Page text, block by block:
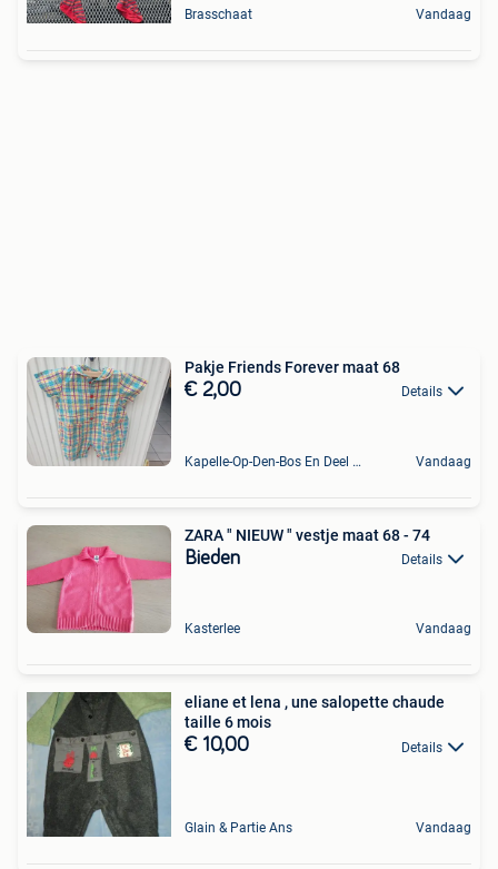
Brasschaat Vandaag
Pakje Friends Forever maat 68
€ 2,00 Details
Kapelle-Op-Den-Bos En Deel Van Zemst Vandaag
ZARA " NIEUW " vestje maat 68 - 74
Bieden Details
Kasterlee Vandaag
eliane et lena , une salopette chaude
taille 6 mois
€ 10,00 Details
Glain & Partie Ans Vandaag